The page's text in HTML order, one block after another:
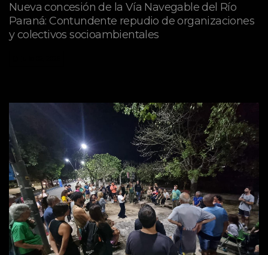
Nueva concesión de la Vía Navegable del Río
Paraná: Contundente repudio de organizaciones
y colectivos socioambientales